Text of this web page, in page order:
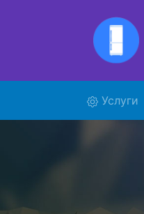
Услуги